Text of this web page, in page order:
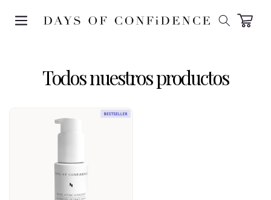
CONTENT
Carrito
Todos nuestros productos